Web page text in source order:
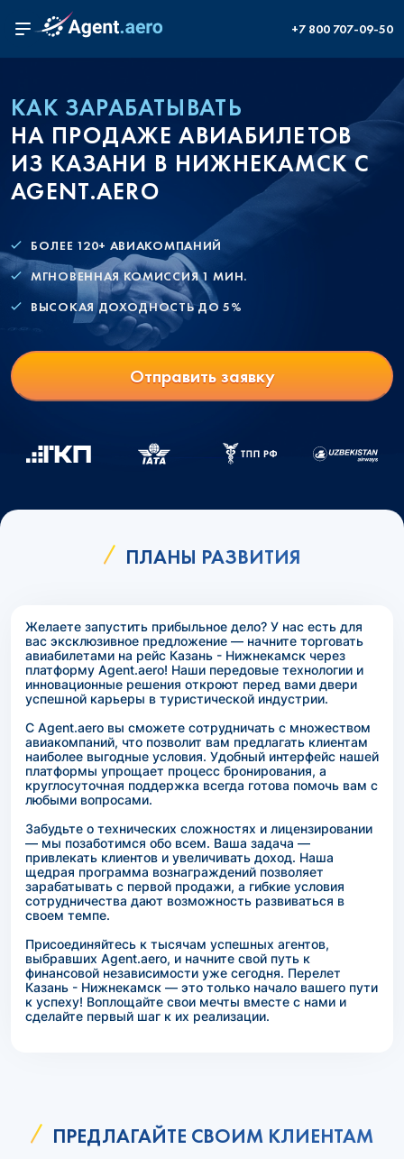
+7 800 707-09-50
КАК ЗАРАБАТЫВАТЬ
НА ПРОДАЖЕ АВИАБИЛЕТОВ
ИЗ КАЗАНИ В НИЖНЕКАМСК С
AGENT.AERO
БОЛЕЕ 120+ АВИАКОМПАНИЙ
МГНОВЕННАЯ КОМИССИЯ 1 МИН.
ВЫСОКАЯ ДОХОДНОСТЬ ДО 5%
Отправить заявку
ПЛАНЫ РАЗВИТИЯ
Желаете запустить прибыльное дело? У нас есть для
вас эксклюзивное предложение — начните торговать
авиабилетами на рейс Казань - Нижнекамск через
платформу Agent.aero! Наши передовые технологии и
инновационные решения откроют перед вами двери
успешной карьеры в туристической индустрии.
С Agent.aero вы сможете сотрудничать с множеством
авиакомпаний, что позволит вам предлагать клиентам
наиболее выгодные условия. Удобный интерфейс нашей
платформы упрощает процесс бронирования, а
круглосуточная поддержка всегда готова помочь вам с
любыми вопросами.
Забудьте о технических сложностях и лицензировании
— мы позаботимся обо всем. Ваша задача —
привлекать клиентов и увеличивать доход. Наша
щедрая программа вознаграждений позволяет
зарабатывать с первой продажи, а гибкие условия
сотрудничества дают возможность развиваться в
своем темпе.
Присоединяйтесь к тысячам успешных агентов,
выбравших Agent.aero, и начните свой путь к
финансовой независимости уже сегодня. Перелет
Казань - Нижнекамск — это только начало вашего пути
к успеху! Воплощайте свои мечты вместе с нами и
сделайте первый шаг к их реализации.
ПРЕДЛАГАЙТЕ СВОИМ КЛИЕНТАМ